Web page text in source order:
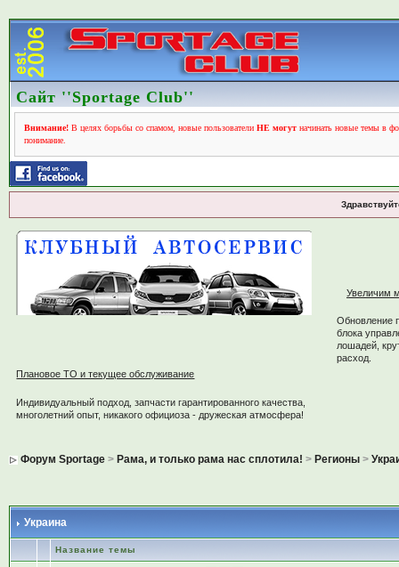
Сайт ''Sportage Club''
Внимание!В целях борьбы со спамом, новые пользователи НЕ могутначинать новые темы в
понимание.
Плановое ТО и текущее обслуживание
Индивидуальный подход, запчасти гарантированного качества,
многолетний опыт, никакого официоза - дружеская атмосфера!
Увеличим
Обновление
блока
лошадей,
расход.
Форум Sportage> Рама, и только рама нас сплотила! > Регионы>
Украина
Название темы